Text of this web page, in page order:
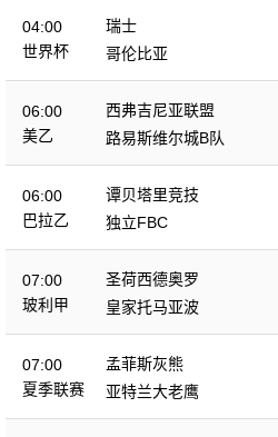
04:00
世界杯
瑞士
哥伦比亚
06:00
美乙
西弗吉尼亚联盟
路易斯维尔城B队
06:00
巴拉乙
谭贝塔里竞技
独立FBC
07:00
玻利甲
圣荷西德奥罗
皇家托马亚波
07:00
夏季联赛
孟菲斯灰熊
亚特兰大老鹰